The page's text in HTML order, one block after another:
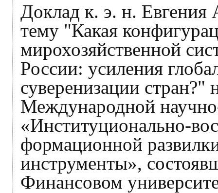
Доклад к. э. н. Евгения
тему "Какая
мирохозяйственной
России: усиления
суверенизации стран?"
Международной
«Институционально-
формационной
инструменты»,
Финансовом